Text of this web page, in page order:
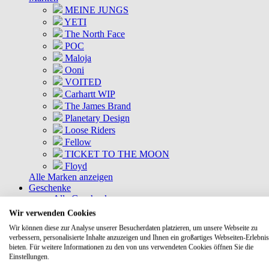
MEINE JUNGS
YETI
The North Face
POC
Maloja
Ooni
VOITED
Carhartt WIP
The James Brand
Planetary Design
Loose Riders
Fellow
TICKET TO THE MOON
Floyd
Alle Marken anzeigen
Geschenke
Alle Geschenke
Geschenkkisten
DEALS
Aktuelle Deals
Kommende Deals
Wir verwenden Cookies
Wir können diese zur Analyse unserer Besucherdaten platzieren, um unsere Webseite zu
verbessern, personalisierte Inhalte anzuzeigen und Ihnen ein großartiges Webseiten-
bieten. Für weitere Informationen zu den von uns verwendeten Cookies öffnen Sie die
Einstellungen.